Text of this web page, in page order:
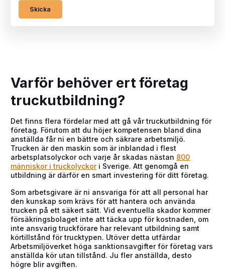
Skicka
Varför behöver ert företag
truckutbildning?
Det finns flera fördelar med att gå vår truckutbildning för
företag. Förutom att du höjer kompetensen bland dina
anställda får ni en bättre och säkrare arbetsmiljö.
Trucken är den maskin som är inblandad i flest
arbetsplatsolyckor och varje år skadas nästan 800
människor i truckolyckori Sverige. Att genomgå en
utbildning är därför en smart investering för ditt företag.
Som arbetsgivare är ni ansvariga för att all personal har
den kunskap som krävs för att hantera och använda
trucken på ett säkert sätt. Vid eventuella skador kommer
försäkringsbolaget inte att täcka upp för kostnaden, om
inte ansvarig truckförare har relevant utbildning samt
körtillstånd för trucktypen. Utöver detta utfärdar
Arbetsmiljöverket höga sanktionsavgifter för företag vars
anställda kör utan tillstånd. Ju fler anställda, desto
högre blir avgiften.